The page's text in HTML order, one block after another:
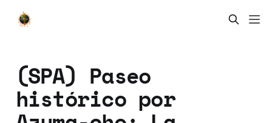
(SPA) Paseo
histórico por